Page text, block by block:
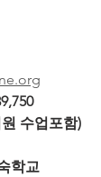
수업포함)
학교